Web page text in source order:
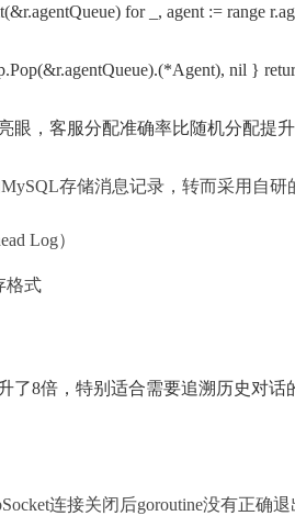
for _, agent := range
nil }
，客服分配准确率比随机分配提升
存储消息记录，转而采用自研
Log）
格式
了8倍，特别适合需要追溯历史对话
连接关闭后goroutine没有正确